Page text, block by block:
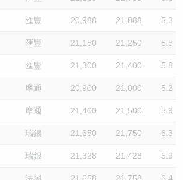
匯豐 20,988 21,088 5.3
匯豐 21,150 21,250 5.5
匯豐 21,300 21,400 5.8
摩通 20,900 21,000 5.2
摩通 21,400 21,500 5.9
瑞銀 21,650 21,750 6.3
瑞銀 21,328 21,428 5.9